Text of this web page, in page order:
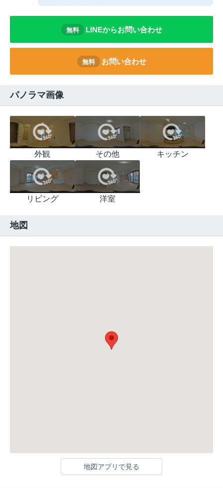
無料 LINEからお問い合わせ
無料 お問い合わせ
パノラマ画像
外観 その他 キッチン
リビング 洋室
地図
地図アプリで見る